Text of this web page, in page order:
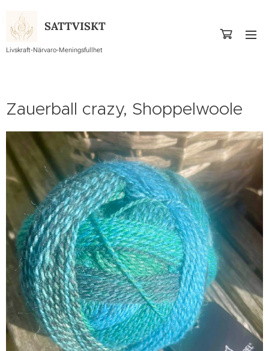
SATTVISKT
Livskraft-Närvaro-Meningsfullhet
Zauerball crazy, Shoppelwoole